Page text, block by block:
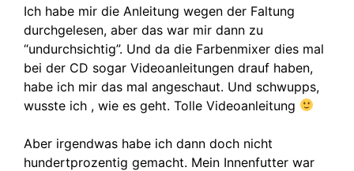
Ich habe mir die Anleitung wegen der Faltung
durchgelesen, aber das war mir dann zu
“undurchsichtig”. Und da die Farbenmixer dies mal
bei der CD sogar Videoanleitungen drauf haben,
habe ich mir das mal angeschaut. Und schwupps,
wusste ich , wie es geht. Tolle Videoanleitung
Aber irgendwas habe ich dann doch nicht
hundertprozentig gemacht. Mein Innenfutter war